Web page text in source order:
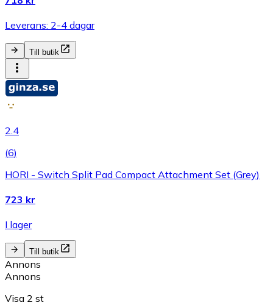
Leverans: 2-4 dagar
Till butik
2.4
(6)
HORI - Switch Split Pad Compact Attachment Set (Grey)
723 kr
I lager
Till butik
Annons
Annons
Visa 2 st